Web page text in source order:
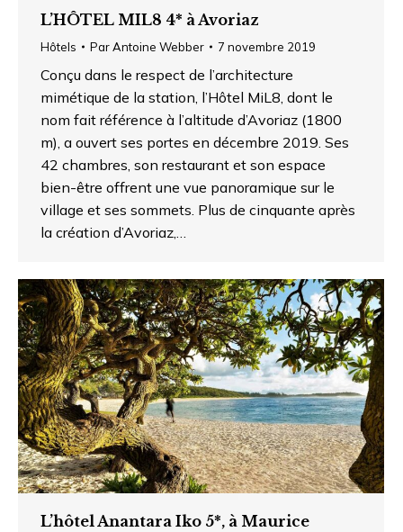
L’HÔTEL MIL8 4* à Avoriaz
Hôtels ParAntoine Webber 7 novembre 2019
Conçu dans le respect de l’architecture
mimétique de la station, l’Hôtel MiL8, dont le
nom fait référence à l’altitude d’Avoriaz (1800
m), a ouvert ses portes en décembre 2019. Ses
42 chambres, son restaurant et son espace
bien-être offrent une vue panoramique sur le
village et ses sommets. Plus de cinquante après
la création d’Avoriaz,…
L’hôtel Anantara Iko 5*, à Maurice